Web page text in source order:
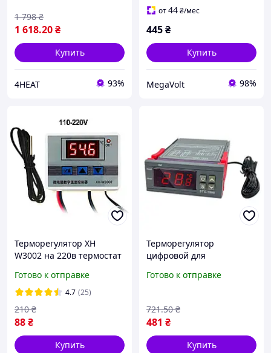
1 618.20₴
1 798 ₴
Купить
4HEAT 93%
от44₴/мес
445₴
Купить
MegaVolt 98%
Терморегулятор XH
W3002 на 220в термостат
Готово к отправке
4.7 (25)
88₴
210 ₴
Купить
Терморегулятор
цифровой для
диапазоном -50 до 99
температурой FLAME
Готово к отправке
481 ₴
721.50 ₴
Купить